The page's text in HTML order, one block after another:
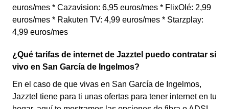
euros/mes * Cazavision: 6,95 euros/mes * FlixOlé: 2,99
euros/mes * Rakuten TV: 4,99 euros/mes * Starzplay:
4,99 euros/mes
¿Qué tarifas de internet de Jazztel puedo contratar si
vivo en San García de Ingelmos?
En el caso de que vivas en San García de Ingelmos,
Jazztel tiene para ti unas ofertas para tener internet en tu